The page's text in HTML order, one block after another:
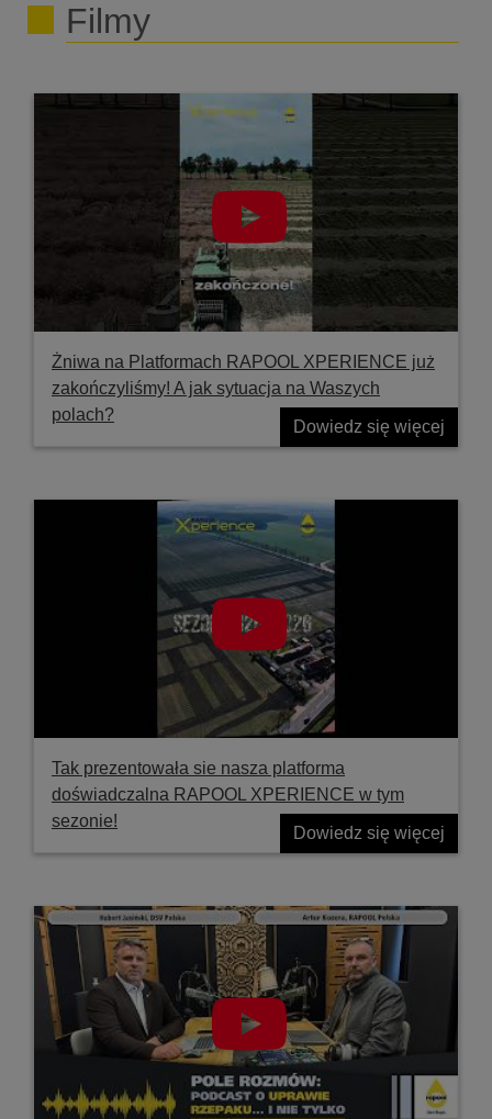
Filmy
Żniwa na Platformach RAPOOL XPERIENCE już
zakończyliśmy! A jak sytuacja na Waszych
polach?
Dowiedz się więcej
Tak prezentowała sie nasza platforma
doświadczalna RAPOOL XPERIENCE w tym
sezonie!
Dowiedz się więcej